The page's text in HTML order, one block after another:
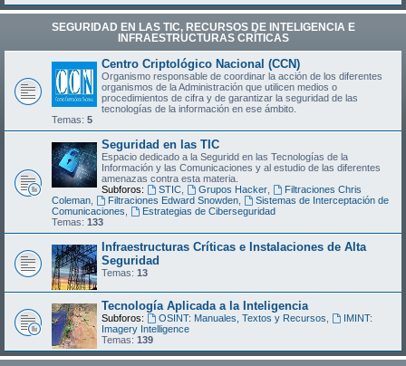
SEGURIDAD EN LAS TIC, RECURSOS DE INTELIGENCIA E
INFRAESTRUCTURAS CRÍTICAS
Centro Criptológico Nacional (CCN)
Organismo responsable de coordinar la acción de los diferentes
organismos de la Administración que utilicen medios o
procedimientos de cifra y de garantizar la seguridad de las
tecnologías de la información en ese ámbito.
Temas: 5
Seguridad en las TIC
Espacio dedicado a la Seguridd en las Tecnologías de la
Información y las Comunicaciones y al estudio de las diferentes
amenazas contra esta materia.
Subforos:
STIC, Grupos Hacker,
Filtraciones Chris
Coleman
Filtraciones Edward Snowden,
Sistemas de Interceptación de
Comunicaciones
Estrategias de Ciberseguridad
Temas: 133
Infraestructuras Críticas e Instalaciones de Alta
Seguridad
Temas: 13
Tecnología Aplicada a la Inteligencia
Subforos: OSINT: Manuales, Textos y Recursos
IMINT:
Imagery Intelligence
Temas: 139